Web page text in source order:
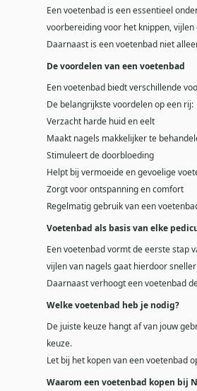
Een voetenbad is een essentieel
voorbereiding voor het knippen,
Daarnaast is een voetenbad niet
De voordelen van een voetenbad
Een voetenbad biedt verschillende
De belangrijkste voordelen op een rij:
Verzacht harde huid en eelt
Maakt nagels makkelijker te
Stimuleert de doorbloeding
Helpt bij vermoeide en gevoelige
Zorgt voor ontspanning en comfort
Regelmatig gebruik van een
Voetenbad als basis van elke
Een voetenbad vormt de eerste stap
vijlen van nagels gaat hierdoor
Daarnaast verhoogt een voetenbad
Welke voetenbad heb je nodig?
De juiste keuze hangt af van jouw
keuze.
Let bij het kopen van een voetenbad
Waarom een voetenbad kopen bij